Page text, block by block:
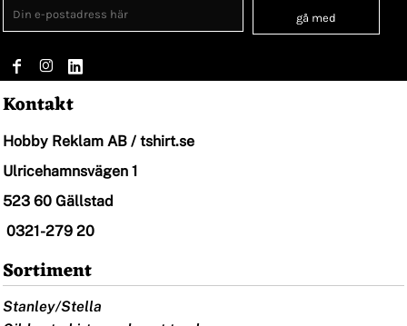
gå med
Kontakt
Hobby Reklam AB / tshirt.se
Ulricehamnsvägen 1
523 60 Gällstad
0321-279 20
Sortiment
Stanley/Stella